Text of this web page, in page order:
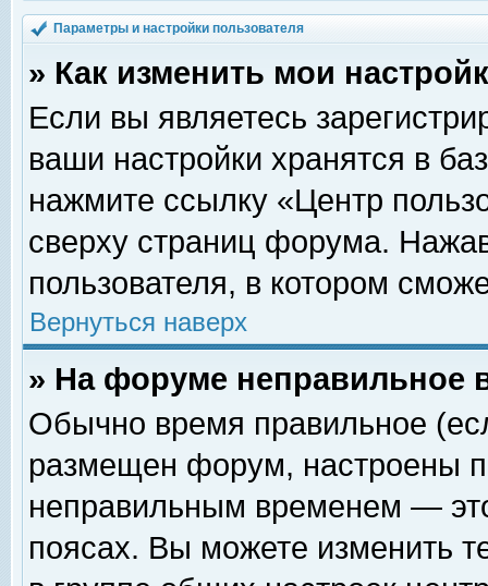
Параметры и настройки пользователя
» Как изменить мои
Если вы являетесь
ваши настройки хранятся в
нажмите ссылку «Центр
сверху страниц форума.
пользователя, в котором
Вернуться наверх
» На форуме неправильное
Обычно время правильное
размещен форум, настроены
неправильным временем —
поясах. Вы можете изменить